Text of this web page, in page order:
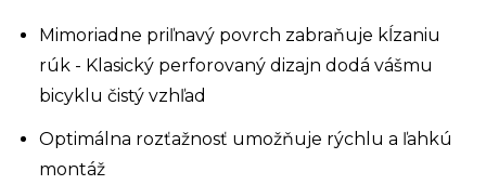
Mimoriadne priľnavý povrch zabraňuje kĺzaniu
rúk - Klasický perforovaný dizajn dodá vášmu
bicyklu čistý vzhľad
Optimálna rozťažnosť umožňuje rýchlu a ľahkú
montáž